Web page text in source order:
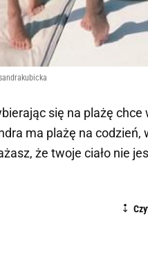
się na plażę
ma plażę na
że twoje ciało nie